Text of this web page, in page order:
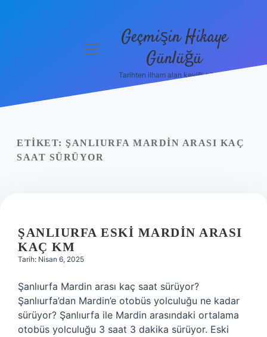
Yasal Uyarı
menüyü
Geçmişin Hikaye
Günlüğü
Tarihten ilham alan keyifli bilgiler!
ETIKET: ŞANLIURFA MARDIN ARASI KAÇ
SAAT SÜRÜYOR
ŞANLIURFA ESKI MARDIN ARASI
KAÇ KM
Tarih: Nisan 6, 2025
Şanlıurfa Mardin arası kaç saat sürüyor?
Şanlıurfa’dan Mardin’e otobüs yolculuğu ne kadar
sürüyor? Şanlıurfa ile Mardin arasındaki ortalama
otobüs yolculuğu 3 saat 3 dakika sürüyor. Eski